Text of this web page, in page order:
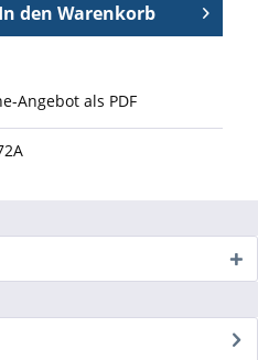
In den Warenkorb
Angebot als PDF